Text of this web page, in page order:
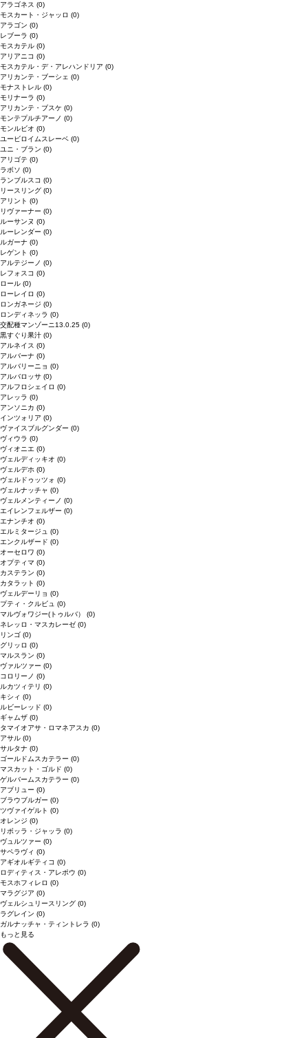
アラゴネス (0)
モスカート・ジャッロ (0)
アラゴン (0)
レブーラ (0)
モスカテル (0)
アリアニコ (0)
モスカテル・デ・アレハンドリア (0)
アリカンテ・ブーシェ (0)
モナストレル (0)
モリナーラ (0)
アリカンテ・ブスケ (0)
モンテプルチアーノ (0)
モンルビオ (0)
ユービロイムスレーベ (0)
ユニ・ブラン (0)
アリゴテ (0)
ラボソ (0)
ランブルスコ (0)
リースリング (0)
アリント (0)
リヴァーナー (0)
ルーサンヌ (0)
ルーレンダー (0)
ルガーナ (0)
レゲント (0)
アルテジーノ (0)
レフォスコ (0)
ロール (0)
ローレイロ (0)
ロンガネージ (0)
ロンディネッラ (0)
交配種マンゾーニ13.0.25 (0)
黒すぐり果汁 (0)
アルネイス (0)
アルバーナ (0)
アルバリーニョ (0)
アルバロッサ (0)
アルフロシェイロ (0)
アレッラ (0)
アンソニカ (0)
インツォリア (0)
ヴァイスブルグンダー (0)
ヴィウラ (0)
ヴィオニエ (0)
ヴェルディッキオ (0)
ヴェルデホ (0)
ヴェルドゥッツォ (0)
ヴェルナッチャ (0)
ヴェルメンティーノ (0)
エイレンフェルザー (0)
エナンチオ (0)
エルミタージュ (0)
エンクルザード (0)
オーセロワ (0)
オプティマ (0)
カステラン (0)
カタラット (0)
ヴェルデーリョ (0)
プティ・クルビュ (0)
マルヴォワジー(トゥルバ） (0)
ネレッロ・マスカレーゼ (0)
リンゴ (0)
グリッロ (0)
マルスラン (0)
ヴァルツァー (0)
コロリーノ (0)
ルカツィテリ (0)
キシィ (0)
ルビーレッド (0)
ギャムザ (0)
タマイオアサ・ロマネアスカ (0)
アサル (0)
サルタナ (0)
ゴールドムスカテラー (0)
マスカット・ゴルド (0)
ゲルバームスカテラー (0)
アブリュー (0)
ブラウブルガー (0)
ツヴァイゲルト (0)
オレンジ (0)
リボッラ・ジャッラ (0)
ヴュルツァー (0)
サペラヴィ (0)
アギオルギティコ (0)
ロディティス・アレポウ (0)
モスホフィレロ (0)
マラグジア (0)
ヴェルシュリースリング (0)
ラグレイン (0)
ガルナッチャ・ティントレラ (0)
もっと見る